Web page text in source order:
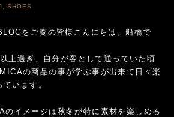
SHOES
をご覧の皆様こんにちは。船橋で
上過ぎ、自分が客として通っていた頃
の商品の事が学ぶ事が出来て日々楽
います。
のイメージは秋冬が特に素材を楽しめる